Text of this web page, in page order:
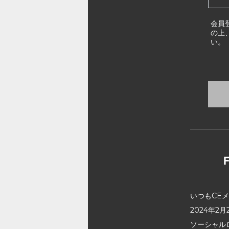
会員
の上
い。
いつもCE
2024年2月
ソーシャ